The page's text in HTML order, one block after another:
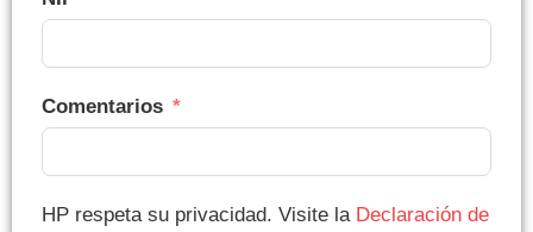
Comentarios
HP respeta su privacidad. Visite la Declaración de